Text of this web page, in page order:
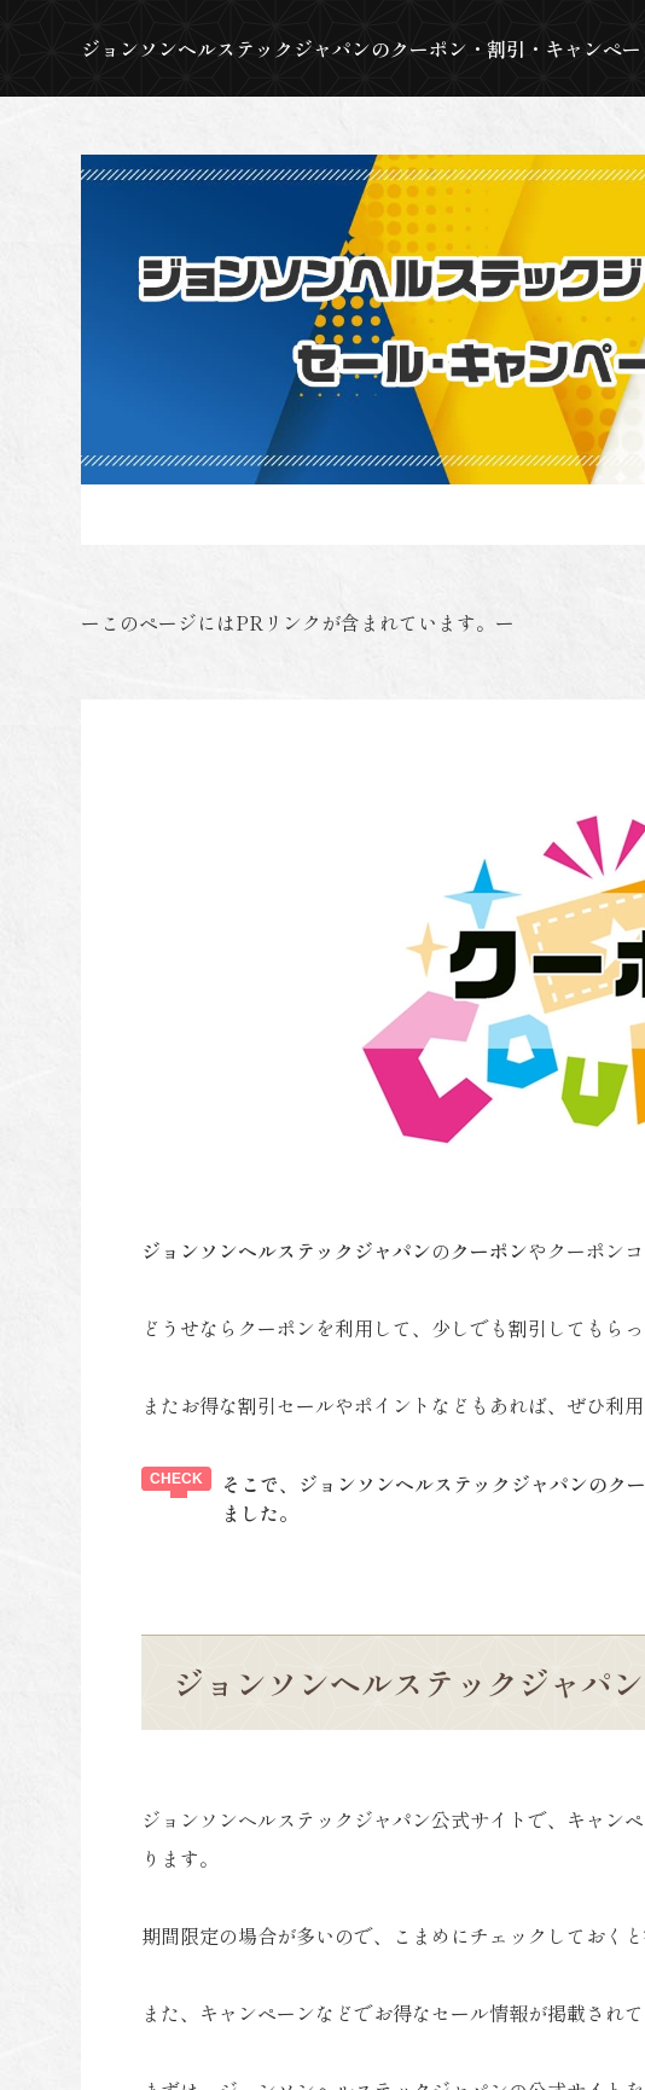
ジョンソンヘルステックジャパンのクーポン・割引・キャンペ
ーこのページにはPRリンクが含まれています。ー
ジョンソンヘルステックジャパンのクーポンやクーポン
どうせならクーポンを利用して、少しでも割引してもら
またお得な割引セールやポイントなどもあれば、ぜひ利用
そこで、ジョンソンヘルステックジャパンのク
ました。
ジョンソンヘルステックジャパ
ジョンソンヘルステックジャパン公式サイトで、キャン
ります。
期間限定の場合が多いので、こまめにチェックしておく
また、キャンペーンなどでお得なセール情報が掲載されて